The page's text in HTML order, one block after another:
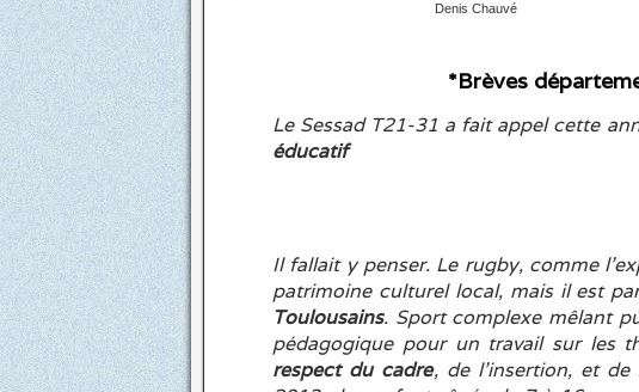
Denis Chauvé
*Brèves
Le Sessad T21-31 a fait appel cette
éducatif
Il fallait y penser. Le rugby, comme
patrimoine culturel local, mais il est
Toulousains. Sport complexe mêlant
pédagogique pour un travail sur les
respect du cadre, de l’insertion, et